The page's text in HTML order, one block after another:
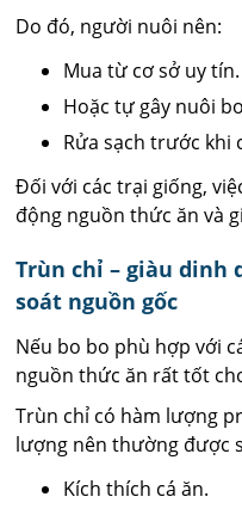
Do đó, người nuôi nên:
Mua từ cơ sở uy tín.
Hoặc tự gây nuôi
Rửa sạch trước khi
Đối với các trại giống,
động nguồn thức ăn và
Trùn chỉ – giàu dinh
soát nguồn gốc
Nếu bo bo phù hợp với
nguồn thức ăn rất tốt
Trùn chỉ có hàm lượng
lượng nên thường được
Kích thích cá ăn.